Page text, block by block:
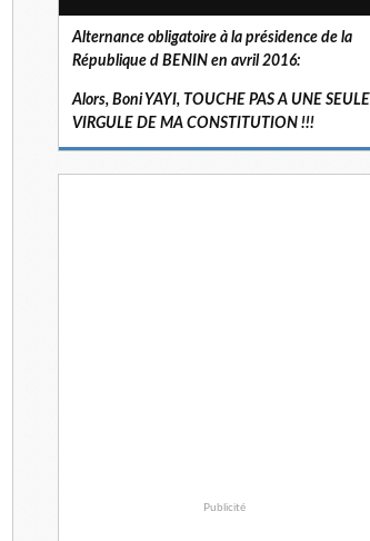
Alternance obligatoire à la présidence de la
République d BENIN en avril 2016:
Alors, Boni YAYI, TOUCHE PAS A UNE SEULE
VIRGULE DE MA CONSTITUTION !!!
Publicité